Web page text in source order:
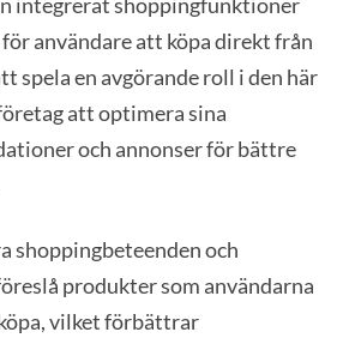
användare att köpa direkt från
spela en avgörande roll i den här
att optimera sina
och annonser för bättre
shoppingbeteenden och
produkter som användarna
vilket förbättrar